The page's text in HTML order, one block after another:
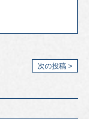
次の投稿 >